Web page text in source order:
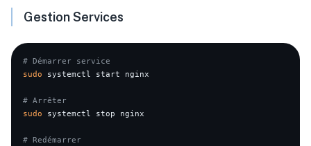
Gestion Services
# Démarrer service
sudo systemctl start nginx
# Arrêter
sudo systemctl stop nginx
# Redémarrer